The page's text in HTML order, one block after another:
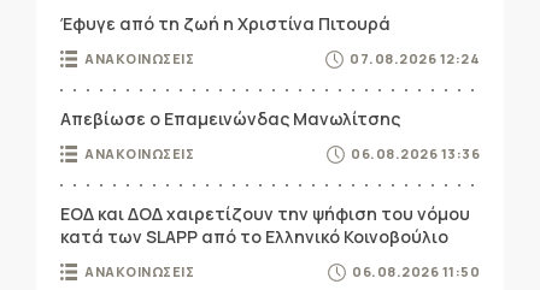
Έφυγε από τη ζωή η Χριστίνα Πιτουρά
ΑΝΑΚΟΙΝΩΣΕΙΣ 07.08.2026 12:24
Απεβίωσε ο Επαμεινώνδας Μανωλίτσης
ΑΝΑΚΟΙΝΩΣΕΙΣ 06.08.2026 13:36
ΕΟΔ και ΔΟΔ χαιρετίζουν την ψήφιση του νόμου
κατά των SLAPP από το Ελληνικό Κοινοβούλιο
ΑΝΑΚΟΙΝΩΣΕΙΣ 06.08.2026 11:50